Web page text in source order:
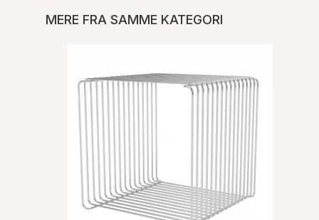
MERE FRA SAMME KATEGORI